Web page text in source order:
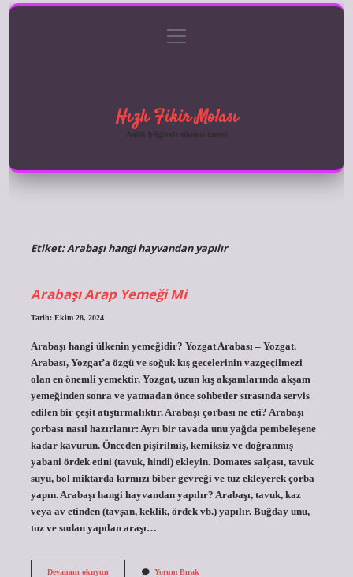
Gizlilik Politikası
menüyü
aç
Hızlı Fikir Molası
Anlık bilgilerle zihnini tazele!
Etiket:Arabaşı hangi hayvandan yapılır
Arabaşı Arap Yemeği Mi
Tarih: Ekim 28, 2024
Arabaşı hangi ülkenin yemeğidir? Yozgat Arabası – Yozgat.
Arabası, Yozgat’a özgü ve soğuk kış gecelerinin vazgeçilmezi
olan en önemli yemektir. Yozgat, uzun kış akşamlarında akşam
yemeğinden sonra ve yatmadan önce sohbetler sırasında servis
edilen bir çeşit atıştırmalıktır. Arabaşı çorbası ne eti? Arabaşı
çorbası nasıl hazırlanır: Ayrı bir tavada unu yağda pembeleşene
kadar kavurun. Önceden pişirilmiş, kemiksiz ve doğranmış
yabani ördek etini (tavuk, hindi) ekleyin. Domates salçası, tavuk
suyu, bol miktarda kırmızı biber gevreği ve tuz ekleyerek çorba
yapın. Arabaşı hangi hayvandan yapılır? Arabaşı, tavuk, kaz
veya av etinden (tavşan, keklik, ördek vb.) yapılır. Buğday unu,
tuz ve sudan yapılan araşı…
Devamını okuyunArabaşı
Yorum Bırak